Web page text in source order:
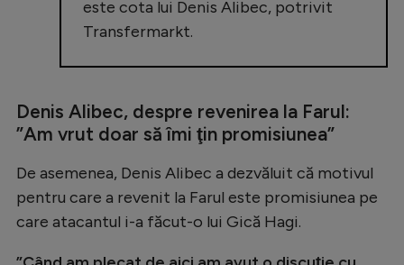
este cota lui Denis Alibec, potrivit
Transfermarkt.
Denis Alibec, despre revenirea la Farul:
”Am vrut doar să îmi ţin promisiunea”
De asemenea, Denis Alibec a dezvăluit că motivul
pentru care a revenit la Farul este promisiunea pe
care atacantul i-a făcut-o lui Gică Hagi.